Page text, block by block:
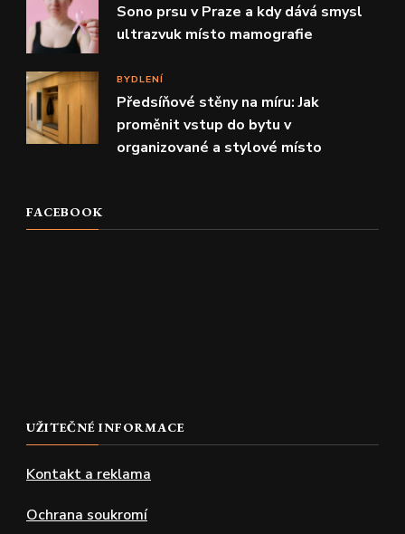
Sono prsu v Praze a kdy dává smysl
ultrazvuk místo mamografie
BYDLENÍ
Předsíňové stěny na míru: Jak
proměnit vstup do bytu v
organizované a stylové místo
FACEBOOK
UŽITEČNÉ INFORMACE
Kontakt a reklama
Ochrana soukromí